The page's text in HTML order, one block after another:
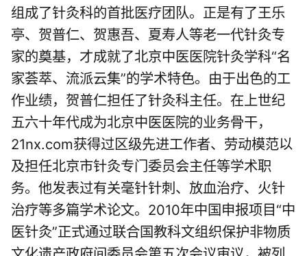
组成了针灸科的首批医疗团队。正是有了王乐
亭、贺普仁、贺惠吾、夏寿人等老一代针灸专
家的奠基，才成就了北京中医医院针灸学科“名
家荟萃、流派云集”的学术特色。由于出色的工
作业绩，贺普仁担任了针灸科主任。在上世纪
五六十年代成为北京中医医院的业务骨干，
21nx.com获得过区级先进工作者、劳动模范以
及担任北京市针灸专门委员会主任等学术职
务。他发表过有关毫针针刺、放血治疗、火针
治疗等多篇学术论文。2010年中国申报项目“中
医针灸”正式通过联合国教科文组织保护非物质